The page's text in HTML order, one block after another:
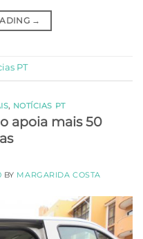
→
PT
, NOTÍCIAS PT
apoia mais 50
BY MARGARIDA COSTA